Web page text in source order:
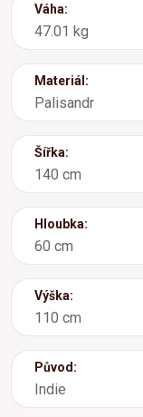
Váha:
47.01 kg
Materiál:
Palisandr
Šířka:
140 cm
Hloubka:
60 cm
Výška:
110 cm
Původ:
Indie